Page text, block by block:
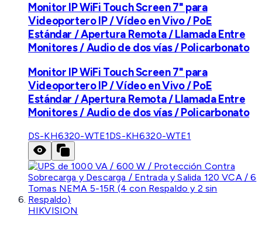
Monitor IP WiFi Touch Screen 7" para
Videoportero IP / Vídeo en Vivo / PoE
Estándar / Apertura Remota / Llamada Entre
Monitores / Audio de dos vías / Policarbonato
Monitor IP WiFi Touch Screen 7" para
Videoportero IP / Vídeo en Vivo / PoE
Estándar / Apertura Remota / Llamada Entre
Monitores / Audio de dos vías / Policarbonato
DS-KH6320-WTE1DS-KH6320-WTE1
HIKVISION